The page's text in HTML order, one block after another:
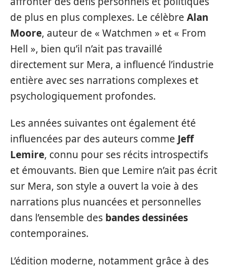
de plus en plus complexes. Le célèbre Alan
Moore, auteur de « Watchmen » et « From
Hell », bien qu’il n’ait pas travaillé
directement sur Mera, a influencé l’industrie
entière avec ses narrations complexes et
psychologiquement profondes.
Les années suivantes ont également été
influencées par des auteurs comme Jeff
Lemire, connu pour ses récits introspectifs
et émouvants. Bien que Lemire n’ait pas écrit
sur Mera, son style a ouvert la voie à des
narrations plus nuancées et personnelles
dans l’ensemble des bandes dessinées
contemporaines.
L’édition moderne, notamment grâce à des